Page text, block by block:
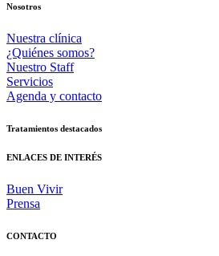
Nosotros
Nuestra clínica
¿Quiénes somos?
Nuestro Staff
Servicios
Agenda y contacto
Tratamientos destacados
ENLACES DE INTERÉS
Buen Vivir
Prensa
CONTACTO